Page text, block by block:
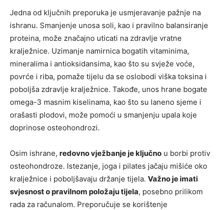
Jedna od ključnih preporuka je usmjeravanje pažnje na
ishranu. Smanjenje unosa soli, kao i pravilno balansiranje
proteina, može značajno uticati na zdravlje vratne
kralježnice. Uzimanje namirnica bogatih vitaminima,
mineralima i antioksidansima, kao što su svježe voće,
povrće i riba, pomaže tijelu da se oslobodi viška toksina i
poboljša zdravlje kralježnice. Takođe, unos hrane bogate
omega-3 masnim kiselinama, kao što su laneno sjeme i
orašasti plodovi, može pomoći u smanjenju upala koje
doprinose osteohondrozi.
Osim ishrane, redovno vježbanje je ključno u borbi protiv
osteohondroze. Istezanje, joga i pilates jačaju mišiće oko
kralježnice i poboljšavaju držanje tijela. Važno je imati
svjesnost o pravilnom položaju tijela, posebno prilikom
rada za računalom. Preporučuje se korištenje